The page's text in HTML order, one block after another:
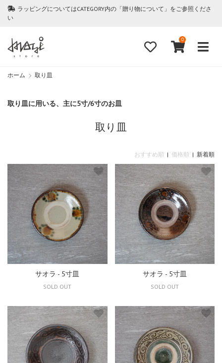
ラッピングについてはCATEGORY内の「贈り物について」をご参照くださ
い
0
ホーム 取り皿
取り皿に用いる、主に5寸/6寸のお皿
取り皿
おすすめ順 | 価格順 | 新着順
サオラ - 5寸皿
SOLD OUT
サオラ - 5寸皿
SOLD OUT